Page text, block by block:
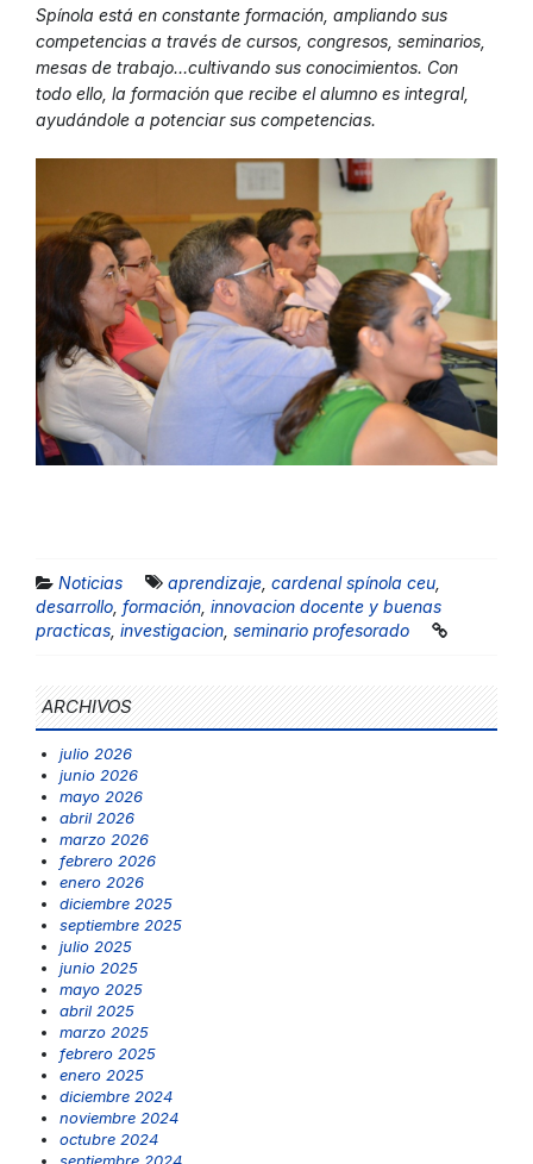
Spínola está en constante formación, ampliando sus
competencias a través de cursos, congresos, seminarios,
mesas de trabajo…cultivando sus conocimientos. Con
todo ello, la formación que recibe el alumno es integral,
ayudándole a potenciar sus competencias.
Noticias aprendizaje cardenal spínola ceu
desarrollo formación innovacion docente y buenas
practicas investigacion seminario profesorado
ARCHIVOS
julio 2026
junio 2026
mayo 2026
abril 2026
marzo 2026
febrero 2026
enero 2026
diciembre 2025
septiembre 2025
julio 2025
junio 2025
mayo 2025
abril 2025
marzo 2025
febrero 2025
enero 2025
diciembre 2024
noviembre 2024
octubre 2024